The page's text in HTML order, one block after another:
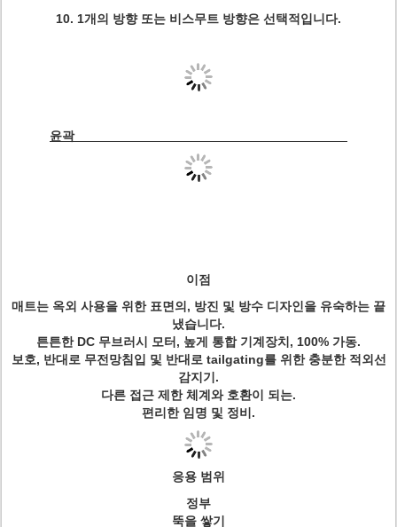
10. 1개의 방향 또는 비스무트 방향은 선택적입니다.
윤곽
이점
매트는 옥외 사용을 위한 표면의, 방진 및 방수 디자인을 유숙하는 끝
냈습니다.
튼튼한 DC 무브러시 모터, 높게 통합 기계장치, 100% 가동.
보호, 반대로 무전망침입 및 반대로 tailgating를 위한 충분한 적외선
감지기.
다른 접근 제한 체계와 호환이 되는.
편리한 임명 및 정비.
응용 범위
정부
뚝을 쌓기